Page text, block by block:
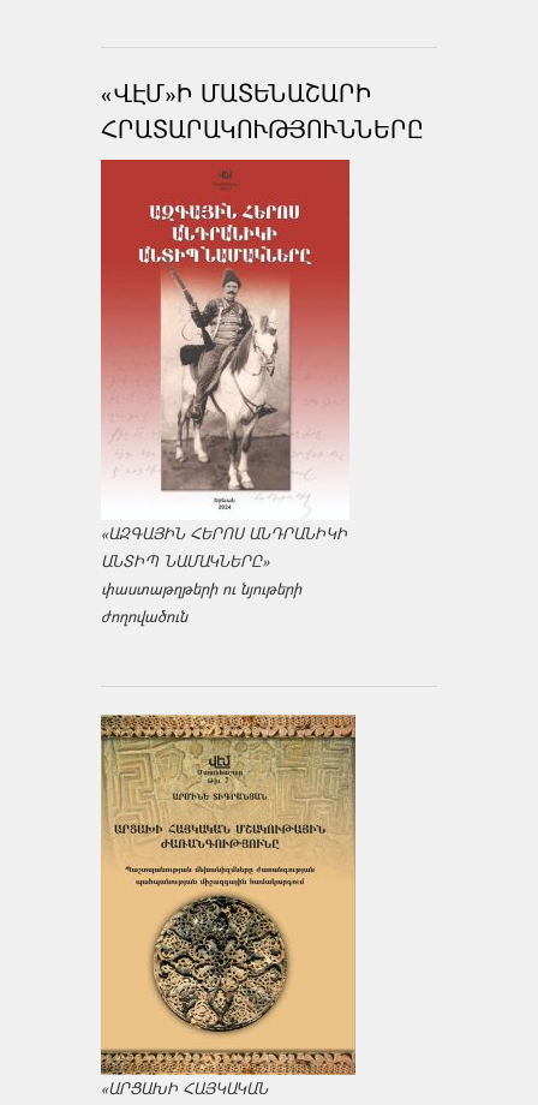
«ՎԷՄ»Ի ՄԱՏԵՆԱՇԱՐԻ
ՀՐԱՏԱՐԱԿՈՒԹՅՈՒՆՆԵՐԸ
«ԱԶԳԱՅԻՆ ՀԵՐՈՍ ԱՆԴՐԱՆԻԿԻ
ԱՆՏԻՊ ՆԱՄԱԿՆԵՐԸ»
փաստաթղթերի ու նյութերի
ժողովածուն
«ԱՐՑԱԽԻ ՀԱՅԿԱԿԱՆ